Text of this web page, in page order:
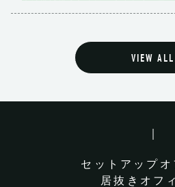
VIEW ALL
セットアップオ
居抜きオフ